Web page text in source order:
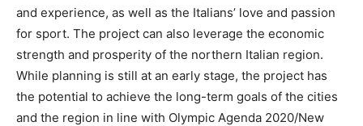
and experience, as well as the Italians’ love and passion
for sport. The project can also leverage the economic
strength and prosperity of the northern Italian region.
While planning is still at an early stage, the project has
the potential to achieve the long-term goals of the cities
and the region in line with Olympic Agenda 2020/New